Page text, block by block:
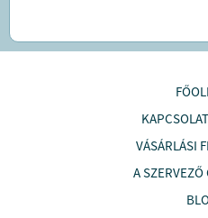
VÁSÁRLÁSI
A SZERVEZŐ